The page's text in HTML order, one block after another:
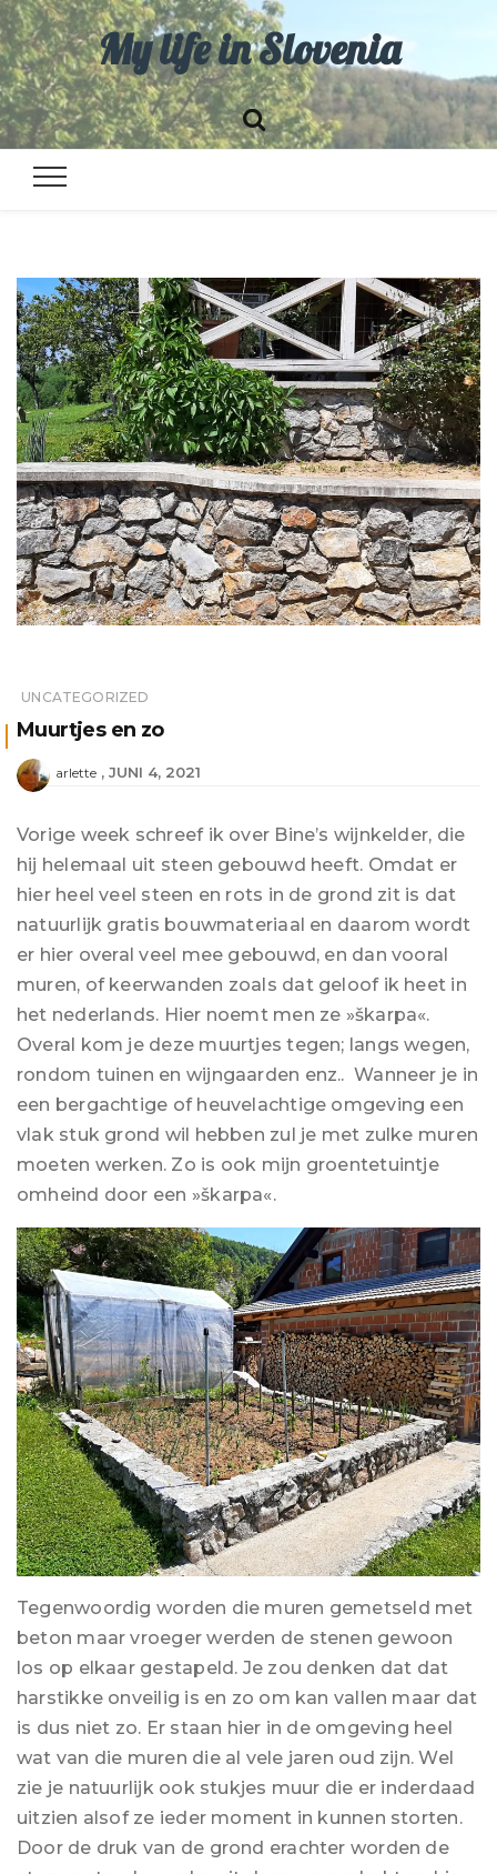
My life in Slovenia
UNCATEGORIZED
Muurtjes en zo
arlette JUNI 4, 2021
Vorige week schreef ik over Bine’s wijnkelder, die
hij helemaal uit steen gebouwd heeft. Omdat er
hier heel veel steen en rots in de grond zit is dat
natuurlijk gratis bouwmateriaal en daarom wordt
er hier overal veel mee gebouwd, en dan vooral
muren, of keerwanden zoals dat geloof ik heet in
het nederlands. Hier noemt men ze »škarpa«.
Overal kom je deze muurtjes tegen; langs wegen,
rondom tuinen en wijngaarden enz.. Wanneer je in
een bergachtige of heuvelachtige omgeving een
vlak stuk grond wil hebben zul je met zulke muren
moeten werken. Zo is ook mijn groentetuintje
omheind door een »škarpa«.
Tegenwoordig worden die muren gemetseld met
beton maar vroeger werden de stenen gewoon
los op elkaar gestapeld. Je zou denken dat dat
harstikke onveilig is en zo om kan vallen maar dat
is dus niet zo. Er staan hier in de omgeving heel
wat van die muren die al vele jaren oud zijn. Wel
zie je natuurlijk ook stukjes muur die er inderdaad
uitzien alsof ze ieder moment in kunnen storten.
Door de druk van de grond erachter worden de